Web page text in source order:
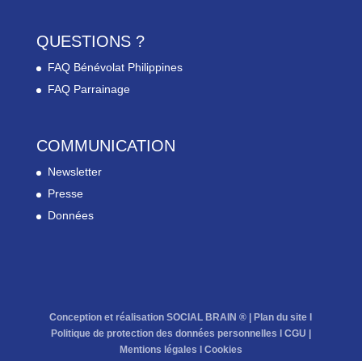
QUESTIONS ?
FAQ Bénévolat Philippines
FAQ Parrainage
COMMUNICATION
Newsletter
Presse
Données
Conception et réalisation SOCIAL BRAIN ® | Plan du site
Politique de protection des données personnelles
CGU
Mentions légales
Cookies